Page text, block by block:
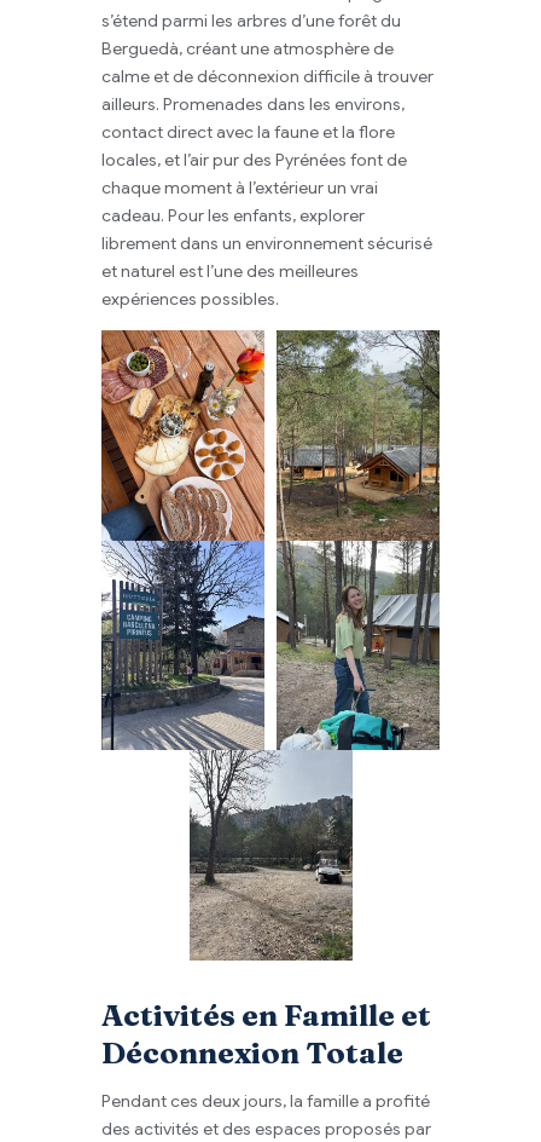
s’étend parmi les arbres d’une forêt du
Berguedà, créant une atmosphère de
calme et de déconnexion difficile à trouver
ailleurs. Promenades dans les environs,
contact direct avec la faune et la flore
locales, et l’air pur des Pyrénées font de
chaque moment à l’extérieur un vrai
cadeau. Pour les enfants, explorer
librement dans un environnement sécurisé
et naturel est l’une des meilleures
expériences possibles.
Activités en Famille et
Déconnexion Totale
Pendant ces deux jours, la famille a profité
des activités et des espaces proposés par